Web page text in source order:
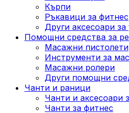
Кърпи
Ръкавици за фитнес
Други аксесоари
Помощни средства за
Масажни пистолети
Инструменти за
Масажни ролери
Други помощни
Чанти и раници
Чанти и аксесоари
Чанти за фитнес